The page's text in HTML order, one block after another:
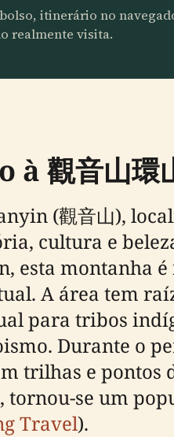
itinerário no
realmente visita.
à 觀音山
(觀音山),
cultura e
esta montanha
A área tem
para tribos
Durante o
trilhas e pontos
se um
Travel).